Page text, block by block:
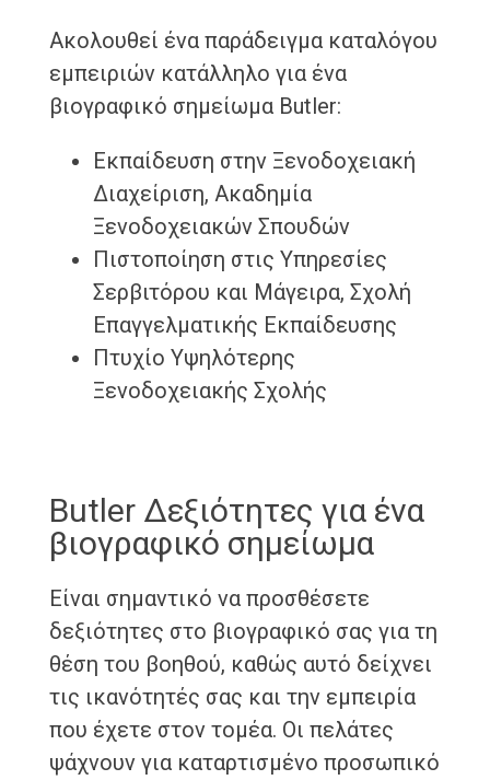
Ακολουθεί ένα παράδειγμα καταλόγου
εμπειριών κατάλληλο για ένα
βιογραφικό σημείωμα Butler:
Εκπαίδευση στην Ξενοδοχειακή
Διαχείριση, Ακαδημία
Ξενοδοχειακών Σπουδών
Πιστοποίηση στις Υπηρεσίες
Σερβιτόρου και Μάγειρα, Σχολή
Επαγγελματικής Εκπαίδευσης
Πτυχίο Υψηλότερης
Ξενοδοχειακής Σχολής
Butler Δεξιότητες για ένα
βιογραφικό σημείωμα
Είναι σημαντικό να προσθέσετε
δεξιότητες στο βιογραφικό σας για τη
θέση του βοηθού, καθώς αυτό δείχνει
τις ικανότητές σας και την εμπειρία
που έχετε στον τομέα. Οι πελάτες
ψάχνουν για καταρτισμένο προσωπικό